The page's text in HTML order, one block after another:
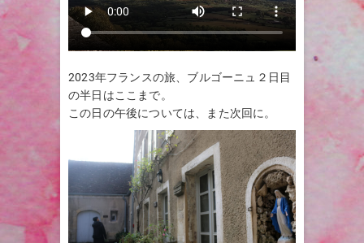
2023年フランスの旅、ブルゴーニュ２日目
の半日はここまで。
この日の午後については、また次回に。